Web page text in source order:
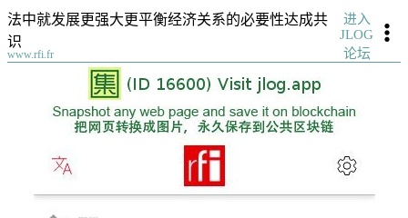
法中就发展更强大更平衡经济关系的必要性达成共
识
www.rfi.fr
进入
JLOG
论坛